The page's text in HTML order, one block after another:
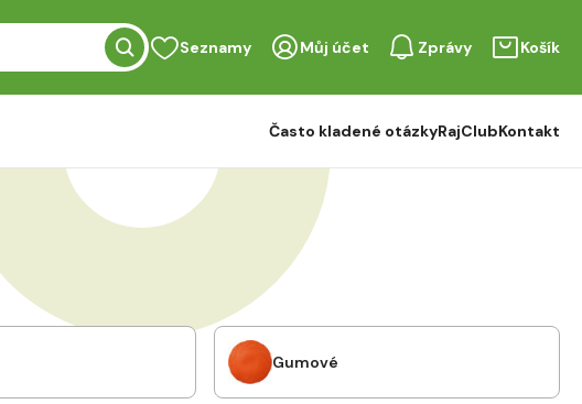
Seznamy Můj účet Zprávy Košík
Často kladené otázkyRajClubKontakt
Gumové